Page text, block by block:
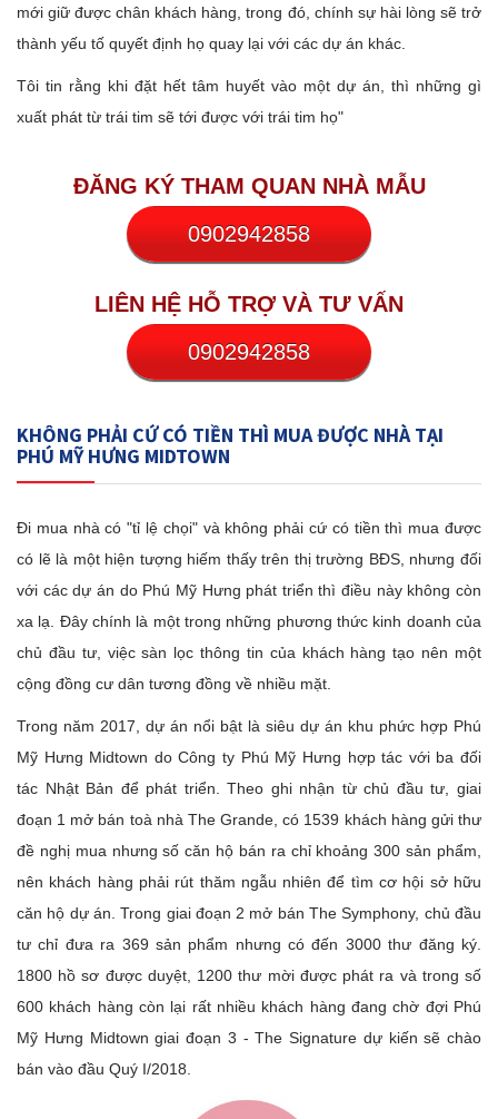
mới giữ được chân khách hàng, trong đó, chính sự hài lòng sẽ trở
thành yếu tố quyết định họ quay lại với các dự án khác.
Tôi tin rằng khi đặt hết tâm huyết vào một dự án, thì những gì
xuất phát từ trái tim sẽ tới được với trái tim họ"
ĐĂNG KÝ THAM QUAN NHÀ MẪU
0902942858
LIÊN HỆ HỖ TRỢ VÀ TƯ VẤN
0902942858
KHÔNG PHẢI CỨ CÓ TIỀN THÌ MUA ĐƯỢC NHÀ TẠI
PHÚ MỸ HƯNG MIDTOWN
Đi mua nhà có "tỉ lệ chọi" và không phải cứ có tiền thì mua được
có lẽ là một hiện tượng hiếm thấy trên thị trường BĐS, nhưng đối
với các dự án do Phú Mỹ Hưng phát triển thì điều này không còn
xa lạ. Đây chính là một trong những phương thức kinh doanh của
chủ đầu tư, việc sàn lọc thông tin của khách hàng tạo nên một
cộng đồng cư dân tương đồng về nhiều mặt.
Trong năm 2017, dự án nổi bật là siêu dự án khu phức hợp Phú
Mỹ Hưng Midtown do Công ty Phú Mỹ Hưng hợp tác với ba đối
tác Nhật Bản để phát triển. Theo ghi nhận từ chủ đầu tư, giai
đoạn 1 mở bán toà nhà The Grande, có 1539 khách hàng gửi thư
đề nghị mua nhưng số căn hộ bán ra chỉ khoảng 300 sản phẩm,
nên khách hàng phải rút thăm ngẫu nhiên để tìm cơ hội sở hữu
căn hộ dự án. Trong giai đoạn 2 mở bán The Symphony, chủ đầu
tư chỉ đưa ra 369 sản phẩm nhưng có đến 3000 thư đăng ký.
1800 hồ sơ được duyệt, 1200 thư mời được phát ra và trong số
600 khách hàng còn lại rất nhiều khách hàng đang chờ đợi Phú
Mỹ Hưng Midtown giai đoạn 3 - The Signature dự kiến sẽ chào
bán vào đầu Quý I/2018.